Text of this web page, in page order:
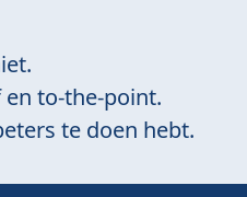
to-the-point.
te doen hebt.